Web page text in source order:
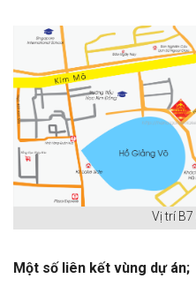
Vị trí
Một số liên kết vùng dự án;